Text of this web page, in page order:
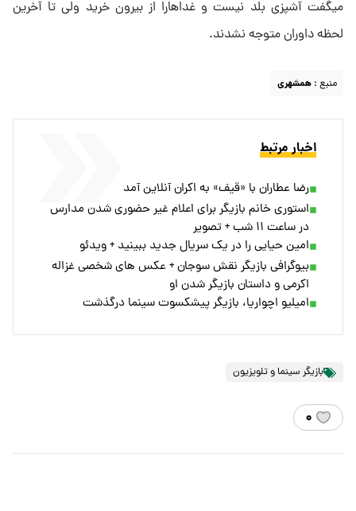
میگفت آشپزی بلد نیست و غداهارا از بیرون خرید ولی تا آخرین
لحظه داوران متوجه نشدند.
منبع : همشهری
اخبار مرتبط
رضا عطاران با «قیف» به اکران آنلاین آمد
استوری خانم بازیگر برای اعلام غیر حضوری شدن مدارس
در ساعت ۱۱ شب + تصویر
امین حیایی را در یک سریال جدید ببینید + ویدئو
بیوگرافی بازیگر نقش سوجان + عکس های شخصی غزاله
اکرمی و داستان بازیگر شدن او
امیلیو اچواریا، بازیگر پیشکسوت سینما درگذشت
بازیگر سینما و تلویزیون
۰